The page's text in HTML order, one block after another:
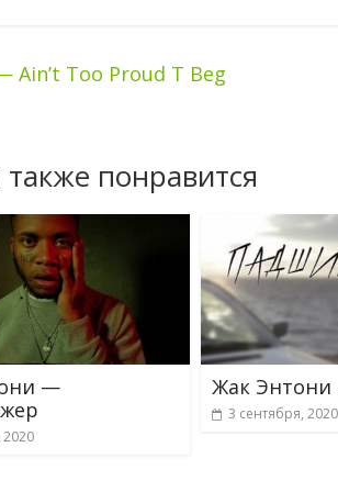
Ain’t Too Proud T Beg
понравится
—
2020
Жак
3 сентября, 2020